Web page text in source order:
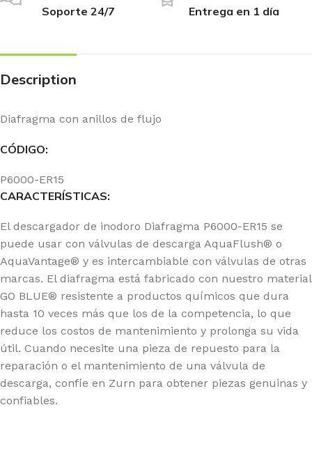
Soporte 24/7 Entrega en 1 día
Description
Diafragma con anillos de flujo
CÓDIGO:
P6000-ER15
CARACTERÍSTICAS:
El descargador de inodoro Diafragma P6000-ER15 se
puede usar con válvulas de descarga AquaFlush® o
AquaVantage® y es intercambiable con válvulas de otras
marcas. El diafragma está fabricado con nuestro material
GO BLUE® resistente a productos químicos que dura
hasta 10 veces más que los de la competencia, lo que
reduce los costos de mantenimiento y prolonga su vida
útil. Cuando necesite una pieza de repuesto para la
reparación o el mantenimiento de una válvula de
descarga, confíe en Zurn para obtener piezas genuinas y
confiables.